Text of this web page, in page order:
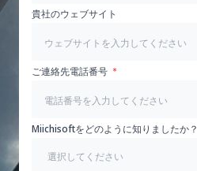
貴社のウェブサイト
ご連絡先電話番号
Miichisoftをどのように知りましたか？